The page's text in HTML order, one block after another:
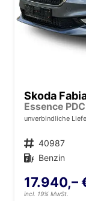
Skoda
Essence
unverbindliche
Fahrzeugnr. 40987
Kraftstoff Benzin
17.940,–
incl. 19% MwSt.